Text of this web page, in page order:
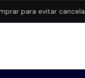
evitar cancelaciones.